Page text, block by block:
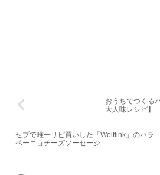
おうちでつくる
大人味レシピ】
セブで唯一リピ買いした「Wolflink」のハラ
ペーニョチーズソーセージ